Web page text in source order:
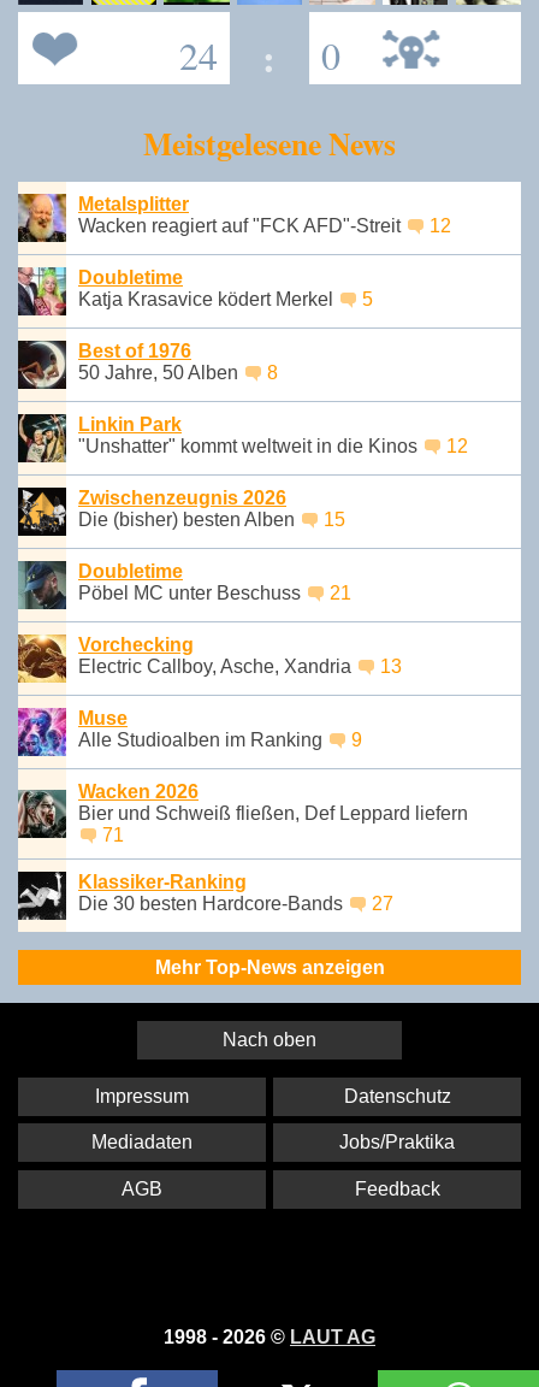
24 : 0
Meistgelesene News
Metalsplitter
Wacken reagiert auf "FCK AFD"-Streit
12
Doubletime
Katja Krasavice ködert Merkel
5
Best of 1976
50 Jahre, 50 Alben
8
Linkin Park
"Unshatter" kommt weltweit in die Kinos
12
Zwischenzeugnis 2026
Die (bisher) besten Alben
15
Doubletime
Pöbel MC unter Beschuss
21
Vorchecking
Electric Callboy, Asche, Xandria
13
Muse
Alle Studioalben im Ranking
9
Wacken 2026
Bier und Schweiß fließen, Def Leppard liefern
71
Klassiker-Ranking
Die 30 besten Hardcore-Bands
27
Mehr Top-News anzeigen
Nach oben
1998 - 2026 © LAUT AG
Impressum Datenschutz
Mediadaten Jobs/Praktika
AGB Feedback